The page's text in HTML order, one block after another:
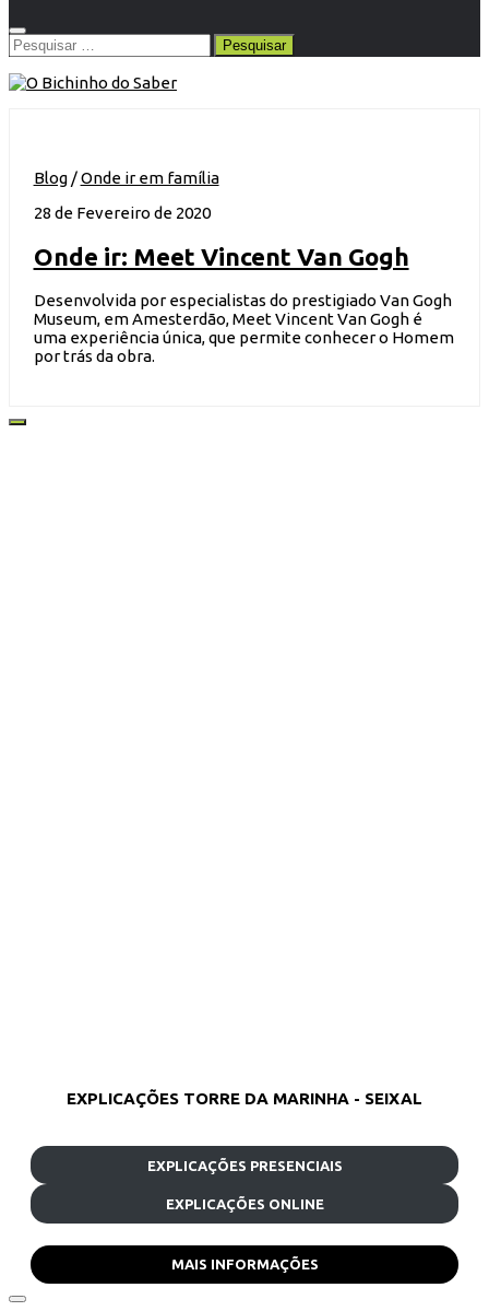
Pesquisar
por:
Blog/Onde ir em família
28 de Fevereiro de 2020
Onde ir: Meet Vincent Van Gogh
Desenvolvida por especialistas do prestigiado Van Gogh
Museum, em Amesterdão, Meet Vincent Van Gogh é
uma experiência única, que permite conhecer o Homem
por trás da obra.
EXPLICAÇÕES TORRE DA MARINHA - SEIXAL
EXPLICAÇÕES PRESENCIAIS
EXPLICAÇÕES ONLINE
MAIS INFORMAÇÕES